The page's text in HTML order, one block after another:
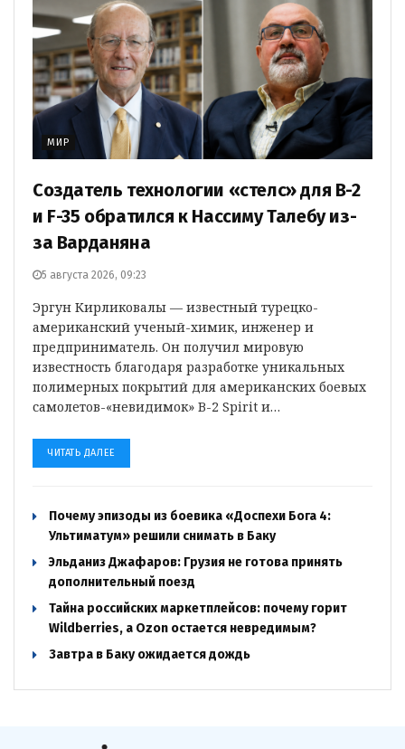
МИР
Создатель технологии «стелс» для B-2
и F-35 обратился к Нассиму Талебу из-
за Варданяна
5 августа 2026, 09:23
Эргун Кирликовалы — известный турецко-
американский ученый-химик, инженер и
предприниматель. Он получил мировую
известность благодаря разработке уникальных
полимерных покрытий для американских боевых
самолетов-«невидимок» B-2 Spirit и…
ЧИТАТЬ ДАЛЕЕ
Почему эпизоды из боевика «Доспехи Бога 4:
Ультиматум» решили снимать в Баку
Эльданиз Джафаров: Грузия не готова принять
дополнительный поезд
Тайна российских маркетплейсов: почему горит
Wildberries, а Ozon остается невредимым?
Завтра в Баку ожидается дождь